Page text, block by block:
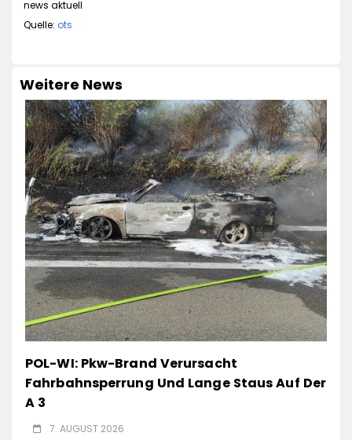
news aktuell
Quelle: ots
Weitere News
POL-WI: Pkw-Brand Verursacht
Fahrbahnsperrung Und Lange Staus Auf Der
A 3
7. AUGUST 2026